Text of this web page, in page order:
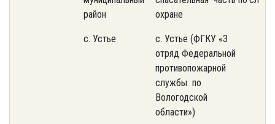
район
с. Устье
охране
с. Устье (ФГКУ «3
отряд Федеральной
противопожарной
службы по
Вологодской
области»)